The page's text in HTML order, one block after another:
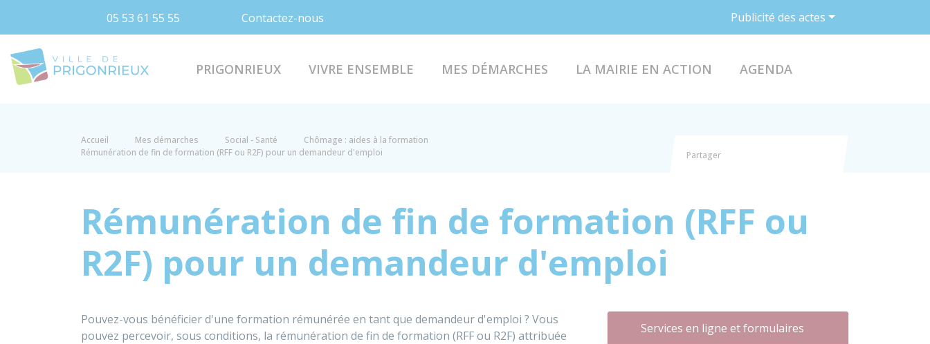
05 53 61 55 55 Contactez-nous Publicité des actes
PRIGONRIEUX VIVRE ENSEMBLE MES DÉMARCHES LA MAIRIE EN ACTION AGENDA
Accueil Mes démarches Social - Santé
Chômage : aides à la formation
Rémunération de fin de formation (RFF ou R2F) pour un demandeur d'emploi
Partager
Rémunération de fin de formation (RFF ou
R2F) pour un demandeur d'emploi
Pouvez-vous bénéficier d'une formation rémunérée en tant que demandeur d'emploi ? Vous
pouvez percevoir, sous conditions, la rémunération de fin de formation (RFF ou R2F) attribuée
Services en ligne et formulaires